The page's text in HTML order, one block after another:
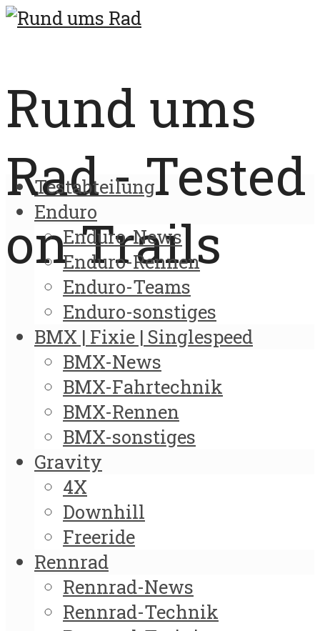
Rund ums
Rad - Tested
on Trails
Testabteilung
Enduro
Enduro-News
Enduro-Rennen
Enduro-Teams
Enduro-sonstiges
BMX | Fixie | Singlespeed
BMX-News
BMX-Fahrtechnik
BMX-Rennen
BMX-sonstiges
Gravity
4X
Downhill
Freeride
Rennrad
Rennrad-News
Rennrad-Technik